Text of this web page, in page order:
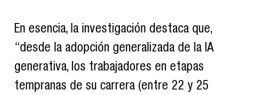
En esencia, la investigación destaca que,
“desde la adopción generalizada de la IA
generativa, los trabajadores en etapas
tempranas de su carrera (entre 22 y 25